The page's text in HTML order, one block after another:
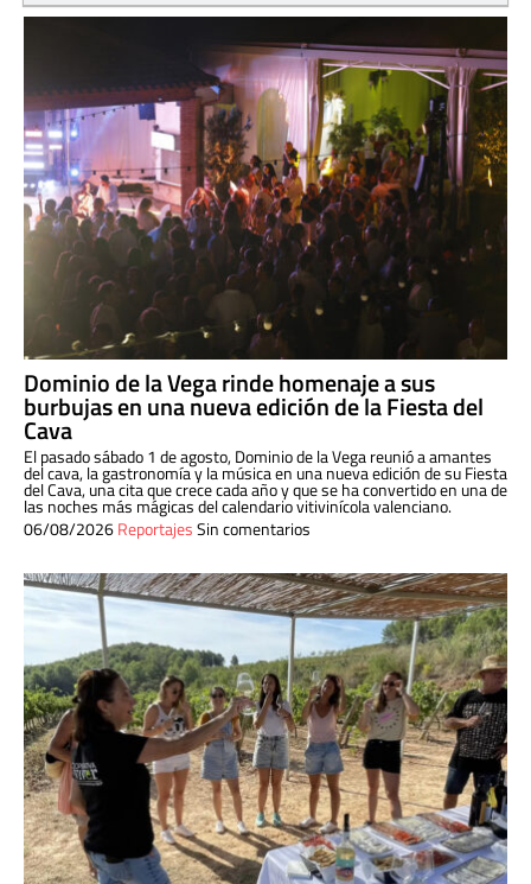
Dominio de la Vega rinde homenaje a sus
burbujas en una nueva edición de la Fiesta del
Cava
El pasado sábado 1 de agosto, Dominio de la Vega reunió a amantes
del cava, la gastronomía y la música en una nueva edición de su Fiesta
del Cava, una cita que crece cada año y que se ha convertido en una de
las noches más mágicas del calendario vitivinícola valenciano.
06/08/2026ReportajesSin comentarios